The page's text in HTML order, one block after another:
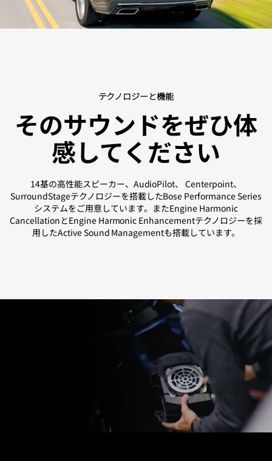
テクノロジーと機能
そのサウンドをぜひ体
感してください
14基の高性能スピーカー、AudioPilot、 Centerpoint、
SurroundStageテクノロジーを搭載したBose Performance Series
システムをご用意しています。またEngine Harmonic
CancellationとEngine Harmonic Enhancementテクノロジーを採
用したActive Sound Managementも搭載しています。